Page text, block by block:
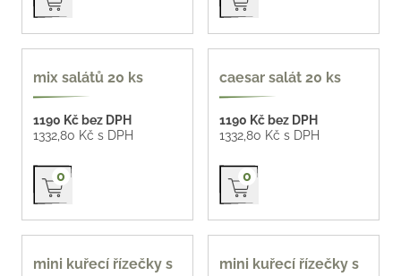
oblíbené
mix salátů 20 ks
1190 Kč bez DPH
1332,80 Kč s DPH
Přidat do košíku
0
caesar salát 20 ks
1190 Kč bez DPH
1332,80 Kč s DPH
Přidat do košíku
0
mini kuřecí řízečky s
mini kuřecí řízečky s